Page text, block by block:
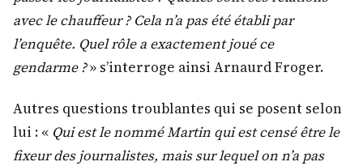
avec le chauffeur ? Cela n’a pas été établi par
l’enquête. Quel rôle a exactement joué ce
gendarme ?» s’interroge ainsi Arnaurd Froger.
Autres questions troublantes qui se posent selon
lui : « Qui est le nommé Martin qui est censé être le
fixeur des journalistes, mais sur lequel on n’a pas